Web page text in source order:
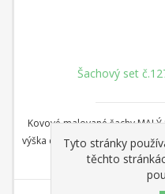
Šachový set
Kovové malované šachy MALÝ
výška cm 6 - průměr cm 2,1
cm x 1
4
Tyto stránky
těchto